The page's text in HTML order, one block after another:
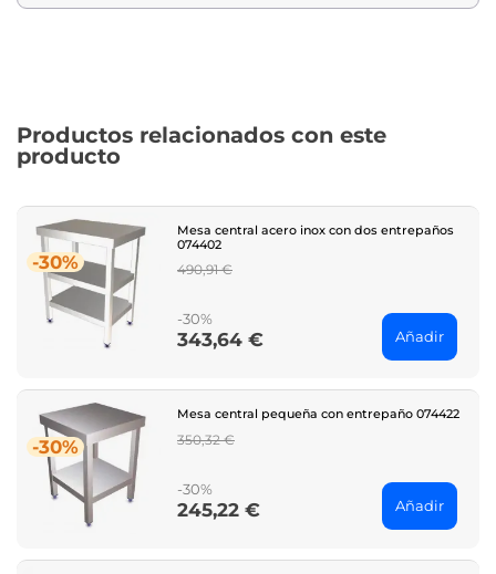
Productos relacionados con este
producto
-30%
Mesa central acero inox con dos entrepaños
074402
Regular
490,91 €
-30%
Price
343,64 € Añadir
-30%
Mesa central pequeña con entrepaño 074422
Regular
350,32 €
-30%
Price
245,22 € Añadir